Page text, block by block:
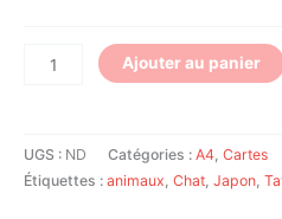
Ajouter au panier
UGS : ND Catégories : A4, Cartes
Étiquettes : animaux, Chat, Japon,